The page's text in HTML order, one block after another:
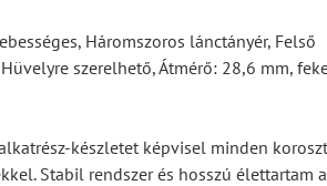
Háromszoros lánctányér, Felső
szerelhető, Átmérő: 28,6 mm,
készletet képvisel minden
Stabil rendszer és hosszú élettartam a